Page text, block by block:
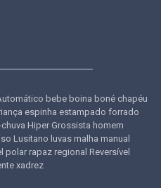
bebe boina boné chapéu
espinha estampado forrado
Hiper Grossista homem
liso Lusitano luvas malha manual
polar rapaz regional Reversível
xadrez